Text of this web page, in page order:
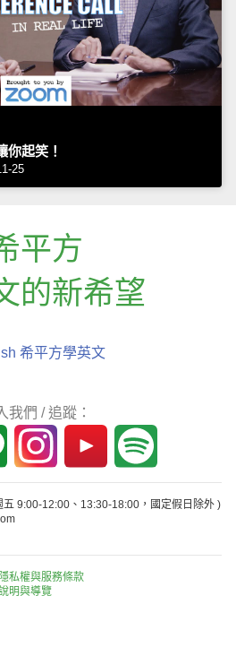
你起笑！
25
平方
的新希望
希平方學英文
我們 / 追蹤：
五 9:00-12:00、13:30-18:00，國定假日除外 )
隱私權與服務條款
明與導覽